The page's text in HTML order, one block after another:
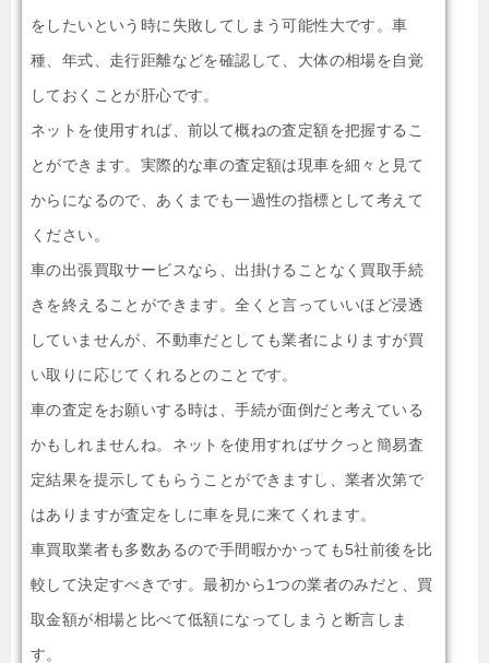
をしたいという時に失敗してしまう可能性大です。車
種、年式、走行距離などを確認して、大体の相場を自覚
しておくことが肝心です。
ネットを使用すれば、前以て概ねの査定額を把握するこ
とができます。実際的な車の査定額は現車を細々と見て
からになるので、あくまでも一過性の指標として考えて
ください。
車の出張買取サービスなら、出掛けることなく買取手続
きを終えることができます。全くと言っていいほど浸透
していませんが、不動車だとしても業者によりますが買
い取りに応じてくれるとのことです。
車の査定をお願いする時は、手続が面倒だと考えている
かもしれませんね。ネットを使用すればサクっと簡易査
定結果を提示してもらうことができますし、業者次第で
はありますが査定をしに車を見に来てくれます。
車買取業者も多数あるので手間暇かかっても5社前後を比
較して決定すべきです。最初から1つの業者のみだと、買
取金額が相場と比べて低額になってしまうと断言しま
す。